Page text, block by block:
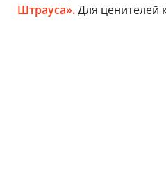
Штрауса».Для ценителей